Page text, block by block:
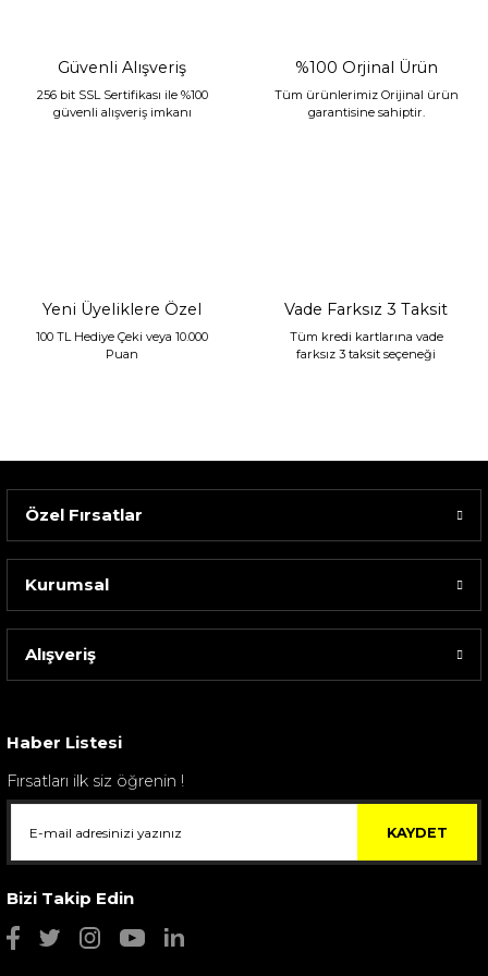
Sarev Elfıda Flanel Nevresim Takımı Çift Kişili...
Güvenli Alışveriş
256 bit SSL Sertifikası ile %100
güvenli alışveriş imkanı
%100 Orjinal Ürün
Tüm ürünlerimiz Orijinal ürün
garantisine sahiptir.
Yeni Üyeliklere Özel
100 TL Hediye Çeki veya 10.000
Puan
Vade Farksız 3 Taksit
Tüm kredi kartlarına vade
farksız 3 taksit seçeneği
Özel Fırsatlar
Kurumsal
Alışveriş
Haber Listesi
Fırsatları ilk siz öğrenin !
KAYDET
Bizi Takip Edin